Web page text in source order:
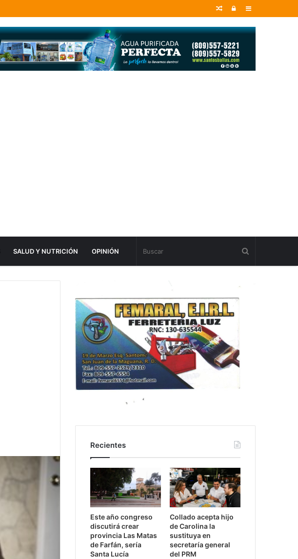
Sidebar
Entrar
Random
SALUD Y NUTRICIÓN OPINIÓN
Recientes
Este año congreso
discutirá crear
provincia Las Matas
de Farfán, sería
Santa Lucía
Collado acepta hijo
de Carolina la
sustituya en
secretaría general
del PRM